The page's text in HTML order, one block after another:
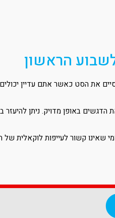
הראשון
הסט כאשר אתם עדיין יכולים לבצע 2-
באופן מדויק. ניתן להיעזר
שאינו קשור לעייפות לוקאלית